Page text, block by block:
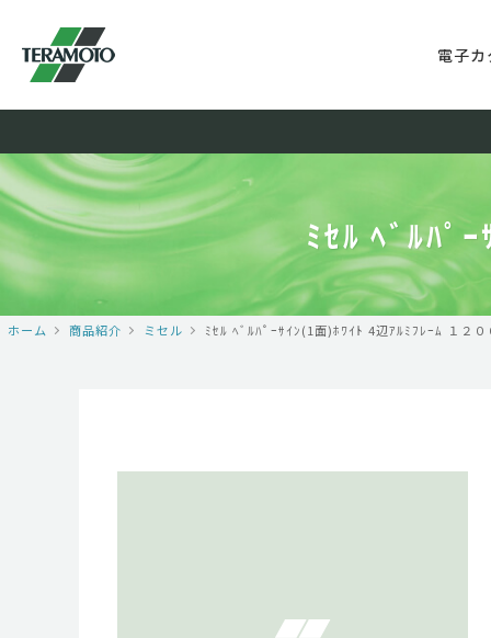
電子
ﾐｾﾙ ﾍﾞﾙﾊﾟ
ホーム 商品紹介 ミセル ﾐｾﾙ ﾍﾞﾙﾊﾟｰｻｲﾝ(1面)ﾎﾜｲﾄ 4辺ｱﾙﾐﾌﾚｰﾑ １２